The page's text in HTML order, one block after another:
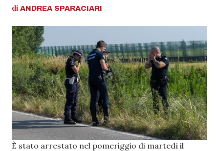
di ANDREA SPARACIARI
È stato arrestato nel pomeriggio di martedì il